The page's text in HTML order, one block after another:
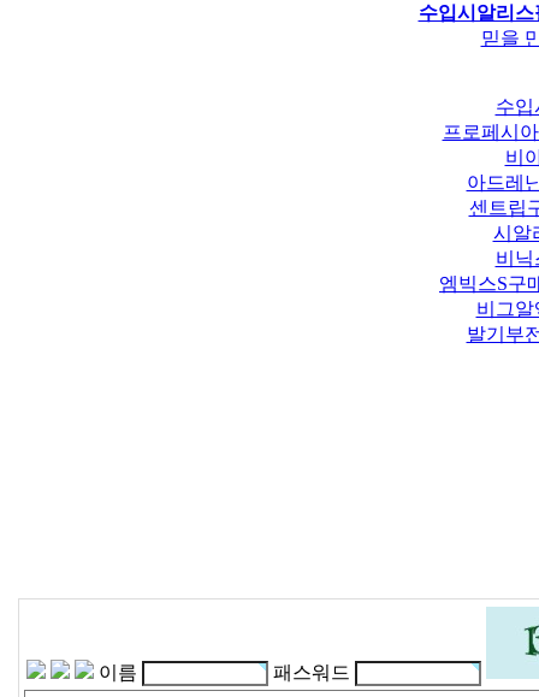
수입시알리스
믿을
수입
프로페시
비
아드레
센트립
시알
비닉
엠빅스S구
비그
발기부
이름 패스워드